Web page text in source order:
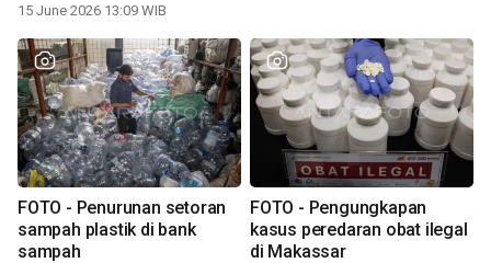
15 June 2026 13:09 WIB
FOTO - Penurunan setoran
sampah plastik di bank
sampah
FOTO - Pengungkapan
kasus peredaran obat ilegal
di Makassar